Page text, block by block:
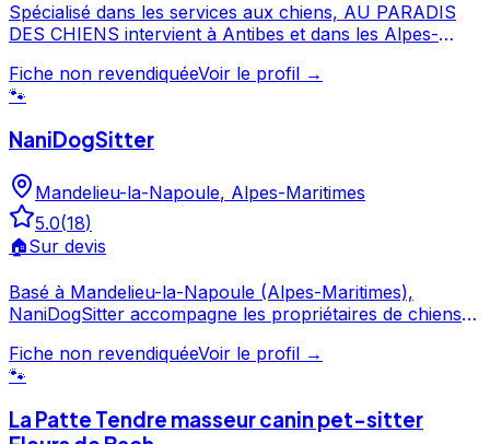
Spécialisé dans les services aux chiens, AU PARADIS
DES CHIENS intervient à Antibes et dans les Alpes-
PARADIS DES CHIENS est un choix de confiance pour
la garde de votre chien. Consultez son profil pour
PARADIS DES CHIENS est un professionnel du service
avec 28 avis.
Fiche non revendiquéeVoir le profil →
🐾
NaniDogSitter
Mandelieu-la-Napoule, Alpes-Maritimes
5.0(18)
🏠Sur devis
Basé à Mandelieu-la-Napoule (Alpes-Maritimes),
NaniDogSitter accompagne les propriétaires de chiens
canins. Avec une note de 5/5, NaniDogSitter offre un
service apprécié par les propriétaires de chiens.
contacter directement. NaniDogSitter est un
Fiche non revendiquéeVoir le profil →
🐾
La Patte Tendre masseur canin pet-sitter